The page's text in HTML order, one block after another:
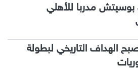
بوسيتش مدربا للأهلي
الهداف التاريخي لبطولة